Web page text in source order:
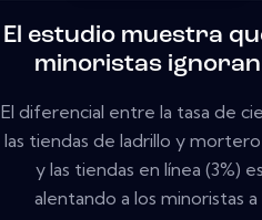
El estudio muestra
minoristas
El diferencial entre la tasa de
las tiendas de ladrillo y mortero
y las tiendas en línea (3%)
alentando a los minoristas a